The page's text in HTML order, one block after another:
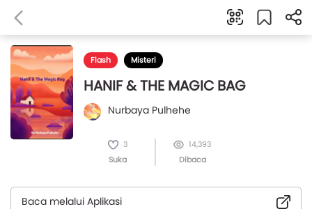
Flash Misteri
HANIF & THE MAGIC BAG
Nurbaya Pulhehe
3
Suka
14,393
Dibaca
Baca melalui Aplikasi